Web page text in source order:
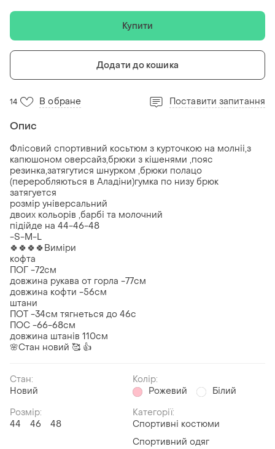
Купити
Додати до кошика
14 В обране Поставити запитання
Опис
Флісовий спортивний косьтюм з курточкою на молніі,з
капюшоном оверсайз,брюки з кішенями ,пояс
резинка,затягутися шнурком ,брюки полацо
(переробляються в Аладіни)гумка по низу брюк
затягуется
розмір універсальний
двоих кольорів ,барбі та молочний
підійде на 44-46-48
-S-M-L
🍀🍀🍀🍀Виміри
кофта
ПОГ -72см
довжина рукава от горла -77см
довжина кофти -56см
штани
ПОТ -34см тягнеться до 46с
ПОС -66-68см
довжина штанів 110см
🌸Стан новий 🥰 👍
Стан:
Новий
Колір:
Рожевий
Білий
Розмір:
44
46 48
Категорії:
Спортивні костюми
Спортивний одяг